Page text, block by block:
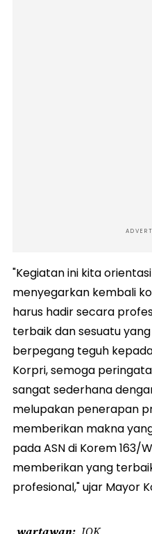
"Kegiatan ini kita
menyegarkan kembali
harus hadir secara
terbaik dan sesuatu
berpegang teguh
Korpri, semoga
sangat sederhana
melupakan penerapan
memberikan makna
pada ASN di Korem
memberikan yang
profesional," ujar Mayor